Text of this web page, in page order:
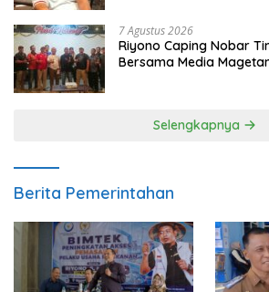
7 Agustus 2026
Riyono Caping Nobar
Bersama Media
Selengkapnya
Berita Pemerintahan